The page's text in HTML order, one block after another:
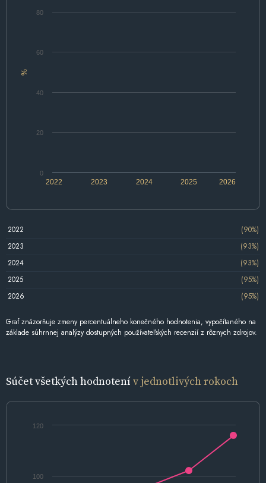
%
2022 2024 2026
2023 2025
0
20
40
60
80
2022
(90%)
2023
(93%)
2024
(93%)
2025
(95%)
2026
(95%)
Graf znázorňuje zmeny percentuálneho konečného hodnotenia, vypočítaného na
základe súhrnnej analýzy dostupných používateľských recenzií z rôznych zdrojov.
Súčet všetkých hodnotenív jednotlivých rokoch
100
120